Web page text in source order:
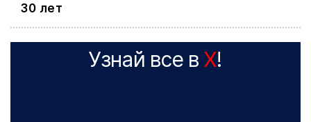
30 лет
Узнай все в X!